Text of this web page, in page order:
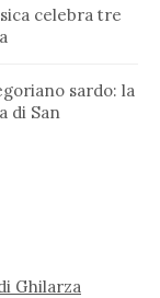
celebra tre
sardo: la
di San
Ghilarza